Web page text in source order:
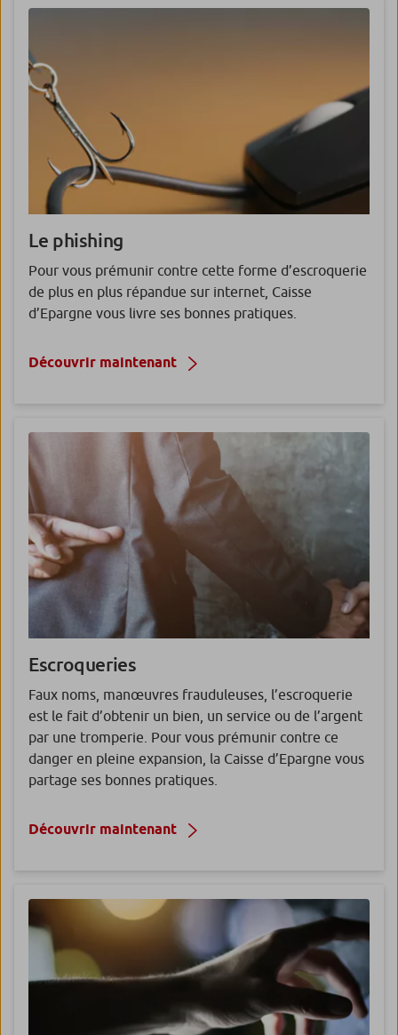
Le phishing
Pour vous prémunir contre cette forme d’escroquerie
de plus en plus répandue sur internet, Caisse
d’Epargne vous livre ses bonnes pratiques.
Découvrir maintenant
Escroqueries
Faux noms, manœuvres frauduleuses, l’escroquerie
est le fait d’obtenir un bien, un service ou de l’argent
par une tromperie. Pour vous prémunir contre ce
danger en pleine expansion, la Caisse d’Epargne vous
partage ses bonnes pratiques.
Découvrir maintenant